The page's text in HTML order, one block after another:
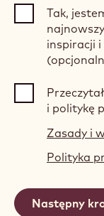
Tak,
inspiracji
i politykę
Zasady i
Polityka